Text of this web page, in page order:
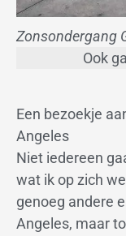
Zonsondergang
Ook
Een bezoekje
Angeles
Niet iedereen
wat ik op zich
genoeg andere
Angeles, maar